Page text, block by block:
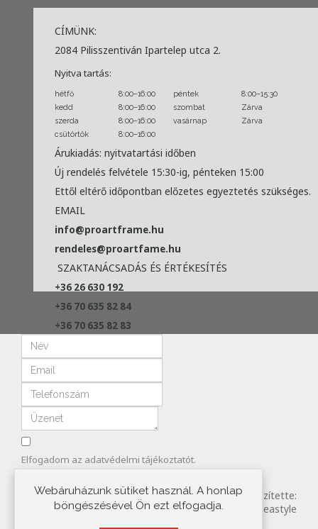
CÍMÜNK:
2084 Pilisszentiván Ipartelep utca 2.
Nyitva tartás:
hétfő 8:00–16:00 péntek
8:00–15:30
kedd
8:00–16:00 szombat
Zárva
szerda
8:00–16:00 vasárnap
Zárva
csütörtök
8:00–16:00
Árukiadás: nyitvatartási időben
Új rendelés felvétele 15:30-ig, pénteken 15:00
Ettől eltérő időpontban előzetes egyeztetés szükséges.
EMAIL
info@proartframe.hu
rendeles@proartfame.hu
SZAKTANÁCSADÁS ÉS ÉRTÉKESÍTÉS
+36 26 630 192
+36 70 635 82 84
+36 70 635 82 83
Elfogadom az adatvédelmi tájékoztatót.
Copyright © 2022 PROART FRAME KFT. Készítette:
Ideastyle
Webáruházunk sütiket használ. A honlap
böngészésével Ön ezt elfogadja.